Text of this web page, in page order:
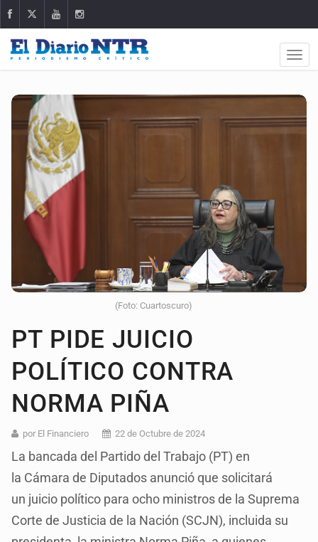
(Foto: Cuartoscuro)
PT PIDE JUICIO
POLÍTICO CONTRA
NORMA PIÑA
por El Financiero 22 de Octubre de 2024
La bancada del Partido del Trabajo (PT) en
la Cámara de Diputados anunció que solicitará
un juicio político para ocho ministros de la Suprema
Corte de Justicia de la Nación (SCJN), incluida su